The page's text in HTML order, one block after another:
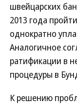
швейцарских
2013 года
однократно
Аналогичное
ратификации в
процедуры в
К решению